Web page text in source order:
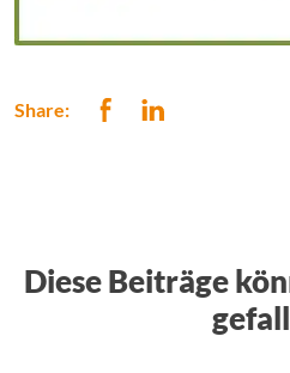
Share:
Diese Beiträge